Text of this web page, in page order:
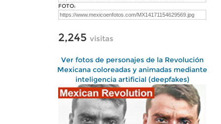
FOTO:
2,245 visitas
Ver fotos de personajes de la Revolución
Mexicana coloreadas y animadas mediante
inteligencia artificial (deepfakes)